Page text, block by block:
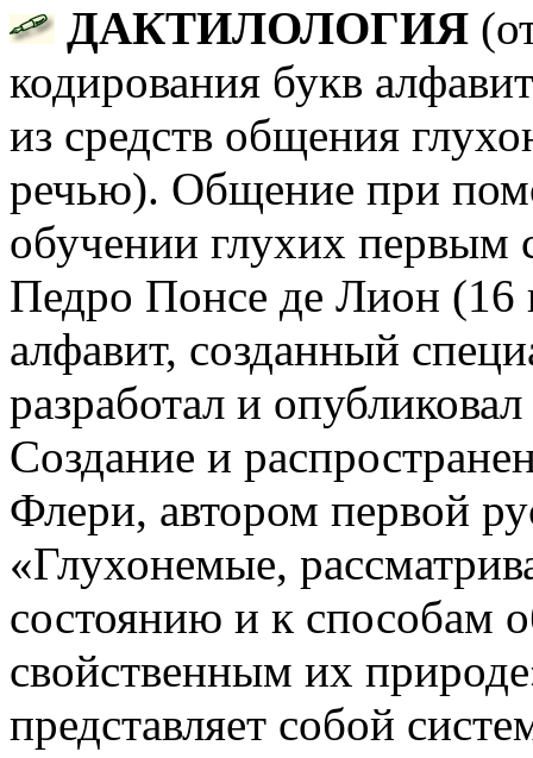
ДАКТИЛОЛОГИЯ
кодирования букв
из средств общения
речью). Общение при
обучении глухих первым
Педро Понсе де Лион (16
алфавит, созданный
разработал и
Создание и
Флери, автором первой
«Глухонемые,
состоянию и к способам
свойственным их
представляет собой